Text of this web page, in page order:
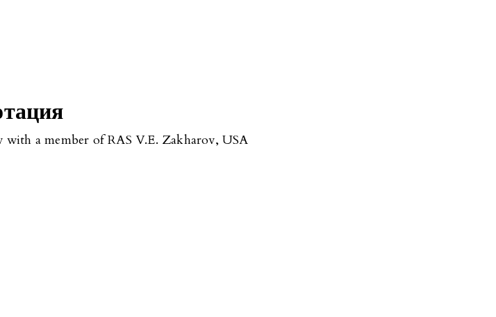
with a member of RAS V.E. Zakharov, USA